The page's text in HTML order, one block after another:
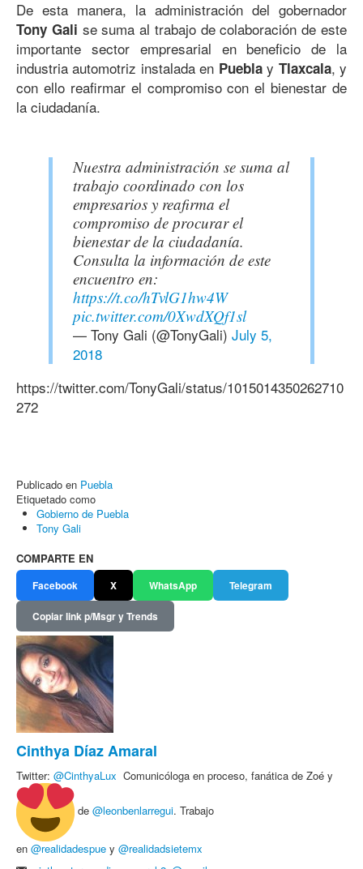
De esta manera, la administración del gobernador
Tony Gali se suma al trabajo de colaboración de este
importante sector empresarial en beneficio de la
industria automotriz instalada en Pueblay Tlaxcala, y
con ello reafirmar el compromiso con el bienestar de
la ciudadanía.
Nuestra administración se suma al
trabajo coordinado con los
empresarios y reafirma el
compromiso de procurar el
bienestar de la ciudadanía.
Consulta la información de este
encuentro en:
https://t.co/hTvlG1hw4W
pic.twitter.com/0XwdXQf1sl
— Tony Gali (@TonyGali) July 5,
2018
https://twitter.com/TonyGali/status/1015014350262710
272
Publicado en Puebla
Etiquetado como
Gobierno de Puebla
Tony Gali
COMPARTE EN
Facebook X WhatsApp Telegram
Copiar link p/Msgr y Trends
Cinthya Díaz Amaral
Twitter: @CinthyaLux Comunicóloga en proceso, fanática de Zoé y
de @leonbenlarregui. Trabajo
en @realidadespue y @realidadsietemx